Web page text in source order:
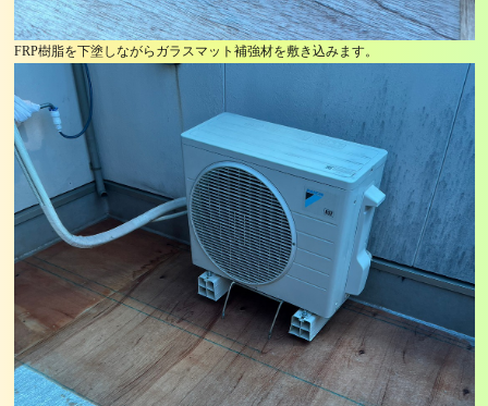
FRP樹脂を下塗しながらガラスマット補強材を敷き込みます。